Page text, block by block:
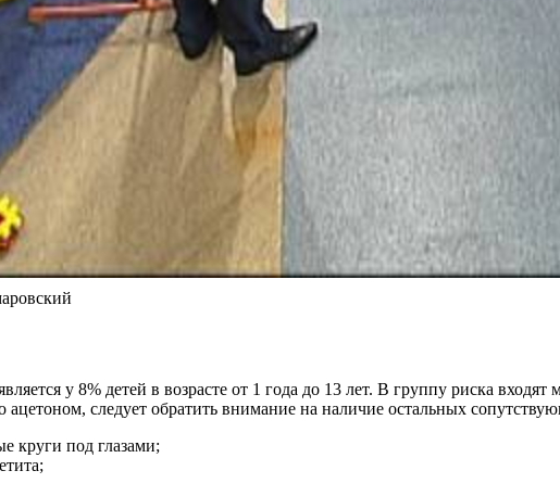
у 8% детей в возрасте от 1 года до 13 лет. В группу риска
следует обратить внимание на наличие остальных
круги под глазами;